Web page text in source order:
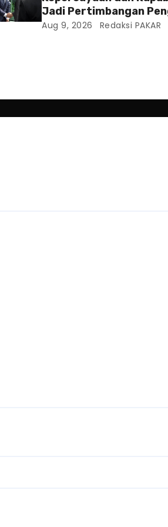
Jadi Pertimbangan
Posisi Wamenhan
Aug 9, 2026 Redaksi PAKAR